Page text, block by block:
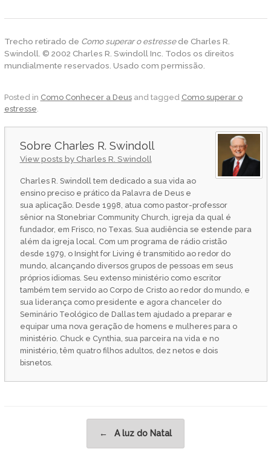
Trecho retirado de Como superar o estressede Charles R.
Swindoll. © 2002 Charles R. Swindoll Inc. Todos os direitos
mundialmente reservados. Usado com permissão.
Posted in Como Conhecer a Deusand tagged Como superar o
estresse.
Charles R. Swindoll
View posts by Charles R. Swindoll
Charles R. Swindoll tem dedicado a sua vida ao
ensino preciso e prático da Palavra de Deus e
sua aplicação. Desde 1998, atua como pastor-professor
sênior na Stonebriar Community Church, igreja da qual é
fundador, em Frisco, no Texas. Sua audiência se estende para
além da igreja local. Com um programa de rádio cristão
desde 1979, o Insight for Living é transmitido ao redor do
mundo, alcançando diversos grupos de pessoas em seus
próprios idiomas. Seu extenso ministério como escritor
também tem servido ao Corpo de Cristo ao redor do mundo, e
sua liderança como presidente e agora chanceler do
Seminário Teológico de Dallas tem ajudado a preparar e
equipar uma nova geração de homens e mulheres para o
ministério. Chuck e Cynthia, sua parceira na vida e no
ministério, têm quatro filhos adultos, dez netos e dois
bisnetos.
← A luz do Natal